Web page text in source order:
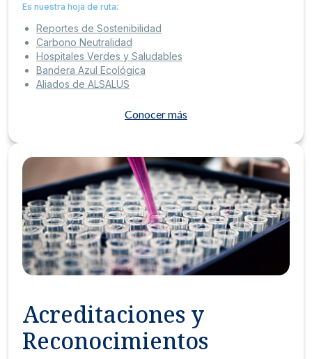
Es nuestra hoja de ruta:
Reportes de Sostenibilidad
Carbono Neutralidad
Hospitales Verdes y Saludables
Bandera Azul Ecológica
Aliados de ALSALUS
Conocer más
Acreditaciones y
Reconocimientos